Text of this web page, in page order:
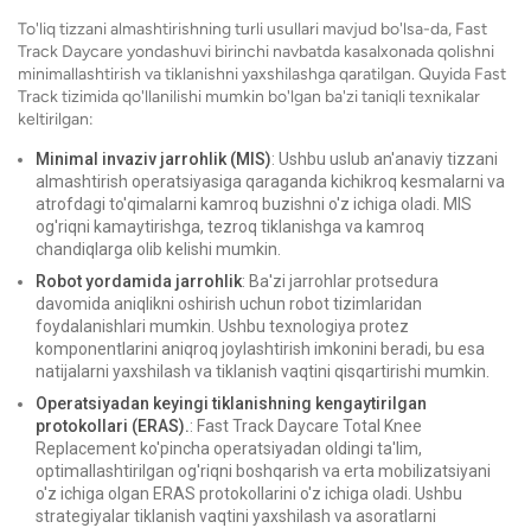
To'liq tizzani almashtirishning turli usullari mavjud bo'lsa-da, Fast
Track Daycare yondashuvi birinchi navbatda kasalxonada qolishni
minimallashtirish va tiklanishni yaxshilashga qaratilgan. Quyida Fast
Track tizimida qo'llanilishi mumkin bo'lgan ba'zi taniqli texnikalar
keltirilgan:
Minimal invaziv jarrohlik (MIS): Ushbu uslub an'anaviy tizzani
almashtirish operatsiyasiga qaraganda kichikroq kesmalarni va
atrofdagi to'qimalarni kamroq buzishni o'z ichiga oladi. MIS
og'riqni kamaytirishga, tezroq tiklanishga va kamroq
chandiqlarga olib kelishi mumkin.
Robot yordamida jarrohlik: Ba'zi jarrohlar protsedura
davomida aniqlikni oshirish uchun robot tizimlaridan
foydalanishlari mumkin. Ushbu texnologiya protez
komponentlarini aniqroq joylashtirish imkonini beradi, bu esa
natijalarni yaxshilash va tiklanish vaqtini qisqartirishi mumkin.
Operatsiyadan keyingi tiklanishning kengaytirilgan
protokollari (ERAS).: Fast Track Daycare Total Knee
Replacement ko'pincha operatsiyadan oldingi ta'lim,
optimallashtirilgan og'riqni boshqarish va erta mobilizatsiyani
o'z ichiga olgan ERAS protokollarini o'z ichiga oladi. Ushbu
strategiyalar tiklanish vaqtini yaxshilash va asoratlarni